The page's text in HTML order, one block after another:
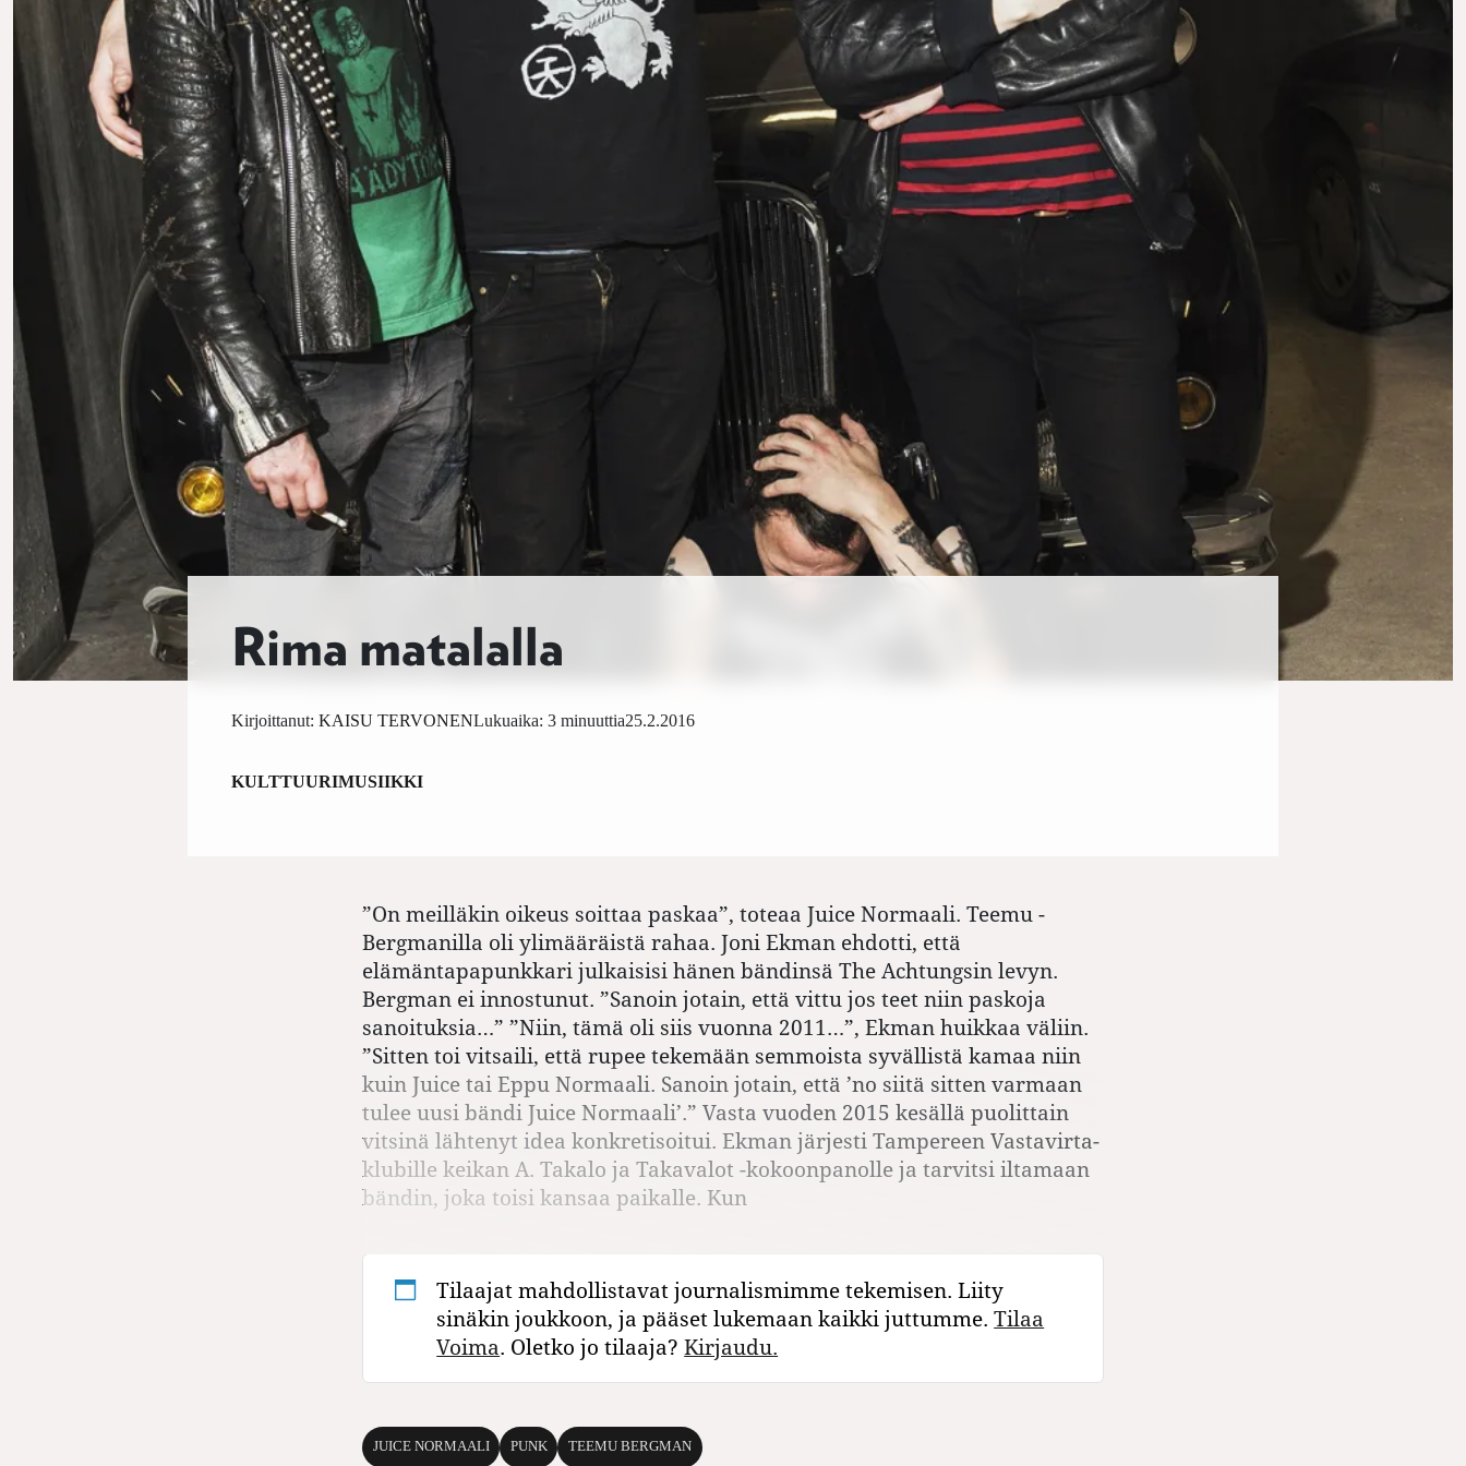
Rima matalalla
25.2.2016
Kirjoittanut: KAISU TERVONENLukuaika: 3 minuuttia
KULTTUURIMUSIIKKI
”On meilläkin oikeus soittaa paskaa”, toteaa Juice Normaali. Teemu ­
Bergmanilla oli ylimääräistä rahaa. Joni Ekman ehdotti, että
elämäntapapunkkari julkaisisi hänen bändinsä The ­Achtungsin levyn.
Bergman ei innostunut. ”Sanoin jotain, että vittu jos teet niin paskoja
sanoituksia…” ”Niin, tämä oli siis vuonna 2011…”, Ekman huikkaa väliin.
”Sitten toi vitsaili, että rupee tekemään semmoista syvällistä kamaa niin
kuin Juice tai Eppu Normaali. Sanoin jotain, että ’no siitä sitten varmaan
tulee uusi bändi Juice Normaali’.” Vasta vuoden 2015 kesällä puolittain
vitsinä lähtenyt idea konkretisoitui. Ekman järjesti Tampereen Vastavirta-
klubille keikan A. Takalo ja Takavalot -kokoonpanolle ja tarvitsi iltamaan
bändin, joka toisi kansaa paikalle. Kun
Tilaajat mahdollistavat journalismimme tekemisen. Liity
sinäkin joukkoon, ja pääset lukemaan kaikki juttumme.Tilaa
Voima. Oletko jo tilaaja?Kirjaudu.
JUICE NORMAALI PUNK TEEMU BERGMAN